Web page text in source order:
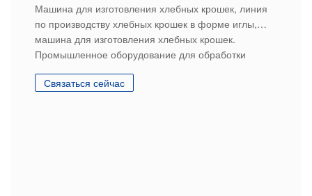
Машина для изготовления хлебных крошек, линия
по производству хлебных крошек в форме иглы,
машина для изготовления хлебных крошек.
Промышленное оборудование для обработки
Связаться сейчас